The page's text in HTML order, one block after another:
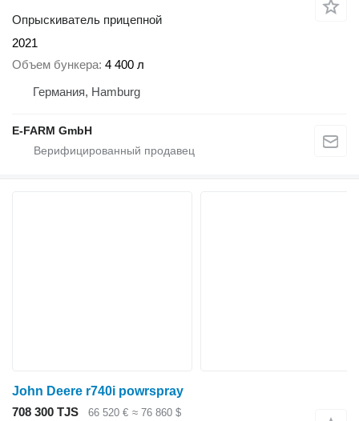
Опрыскиватель прицепной
2021
Объем бункера 4 400 л
Германия, Hamburg
E-FARM GmbH
John Deere r740i powrspray
708 300 TJS
66 520 € ≈ 76 860 $